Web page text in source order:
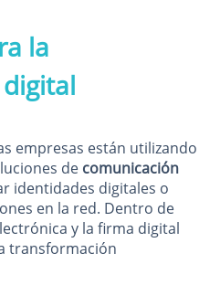
la
empresas están utilizando
de comunicación
identidades digitales o
en la red. Dentro de
y la firma digital
transformación